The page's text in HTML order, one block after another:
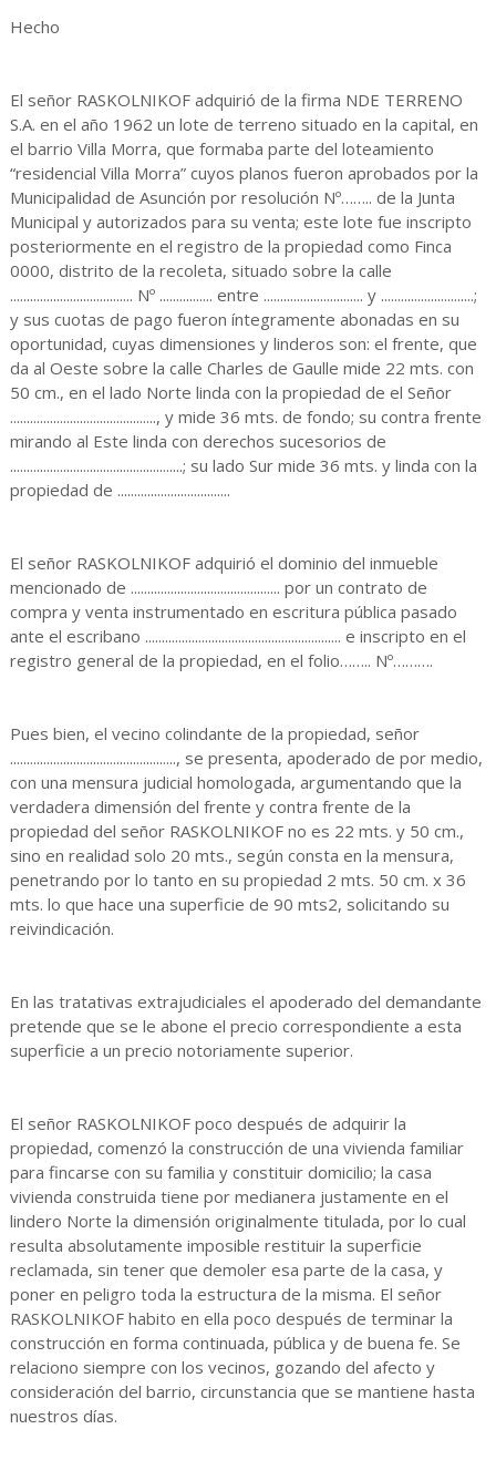
Hecho
El señor RASKOLNIKOF adquirió de la firma NDE TERRENO
S.A. en el año 1962 un lote de terreno situado en la capital, en
el barrio Villa Morra, que formaba parte del loteamiento
“residencial Villa Morra” cuyos planos fueron aprobados por la
Municipalidad de Asunción por resolución Nº…….. de la Junta
Municipal y autorizados para su venta; este lote fue inscripto
posteriormente en el registro de la propiedad como Finca
0000, distrito de la recoleta, situado sobre la calle
..................................... Nº ................ entre .............................. y ............................;
y sus cuotas de pago fueron íntegramente abonadas en su
oportunidad, cuyas dimensiones y linderos son: el frente, que
da al Oeste sobre la calle Charles de Gaulle mide 22 mts. con
50 cm., en el lado Norte linda con la propiedad de el Señor
............................................, y mide 36 mts. de fondo; su contra frente
mirando al Este linda con derechos sucesorios de
....................................................; su lado Sur mide 36 mts. y linda con la
propiedad de ..................................
El señor RASKOLNIKOF adquirió el dominio del inmueble
mencionado de ............................................. por un contrato de
compra y venta instrumentado en escritura pública pasado
ante el escribano ........................................................... e inscripto en el
registro general de la propiedad, en el folio…….. Nº……….
Pues bien, el vecino colindante de la propiedad, señor
.................................................., se presenta, apoderado de por medio,
con una mensura judicial homologada, argumentando que la
verdadera dimensión del frente y contra frente de la
propiedad del señor RASKOLNIKOF no es 22 mts. y 50 cm.,
sino en realidad solo 20 mts., según consta en la mensura,
penetrando por lo tanto en su propiedad 2 mts. 50 cm. x 36
mts. lo que hace una superficie de 90 mts2, solicitando su
reivindicación.
En las tratativas extrajudiciales el apoderado del demandante
pretende que se le abone el precio correspondiente a esta
superficie a un precio notoriamente superior.
El señor RASKOLNIKOF poco después de adquirir la
propiedad, comenzó la construcción de una vivienda familiar
para fincarse con su familia y constituir domicilio; la casa
vivienda construida tiene por medianera justamente en el
lindero Norte la dimensión originalmente titulada, por lo cual
resulta absolutamente imposible restituir la superficie
reclamada, sin tener que demoler esa parte de la casa, y
poner en peligro toda la estructura de la misma. El señor
RASKOLNIKOF habito en ella poco después de terminar la
construcción en forma continuada, pública y de buena fe. Se
relaciono siempre con los vecinos, gozando del afecto y
consideración del barrio, circunstancia que se mantiene hasta
nuestros días.